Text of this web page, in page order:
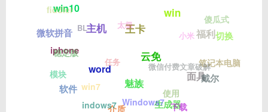
王卡
主机
word
魅族
云免
win
win10
iphone
软件
介质
生成器
面具
福利
微软拼音
模块
indows7
下载
戴尔
切换
fiddler
稳定版
win7
Windows7
使用
笔记本电脑
傻瓜式
BL
任务 微信付费文章破解
小米
太极